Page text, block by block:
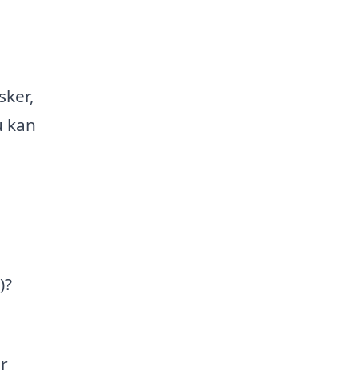
kan